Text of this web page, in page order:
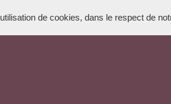
de cookies, dans le respect de